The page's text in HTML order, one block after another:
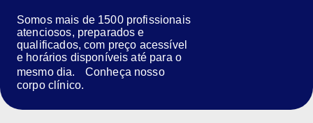
Somos mais de 1500 profissionais
atenciosos, preparados e
qualificados, com preço acessível
e horários disponíveis até para o
mesmo dia. Conheça nosso
corpo clínico.